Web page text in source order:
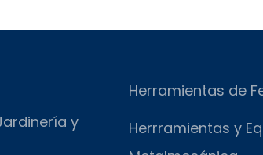
y
Herramientas de
Herrramientas y